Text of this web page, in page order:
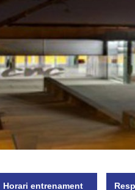
Horari entrenament